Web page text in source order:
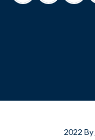
2022 By